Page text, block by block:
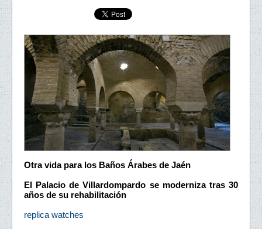
Otra vida para los Baños Árabes de Jaén
El Palacio de Villardompardo se moderniza tras 30
años de su rehabilitación
replica watches